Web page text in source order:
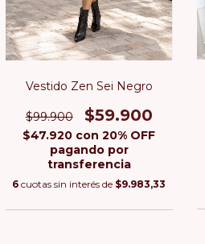
Vestido Zen Sei Negro
$99.900 $59.900
$47.920 con 20% OFF
pagando por
transferencia
6 cuotas sin interés de $9.983,33